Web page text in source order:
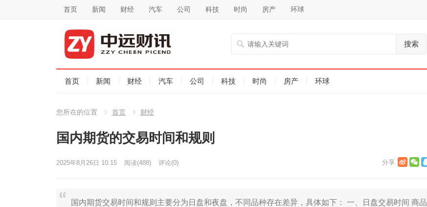
首页 新闻 财经 汽车 公司 科技 时尚 房产 环球
搜索
首页 新闻 财经 汽车 公司 科技 时尚 房产 环球
您所在的位置 首页 财经
国内期货的交易时间和规则
2025年8月26日 10:15 阅读(488) 评论(0)
国内期货交易时间和规则主要分为日盘和夜盘，不同品种存在差异，具体如下： 一、日盘交易时间 ‌商品